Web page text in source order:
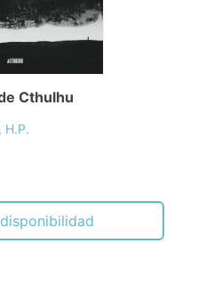
Cthulhu
H.P.